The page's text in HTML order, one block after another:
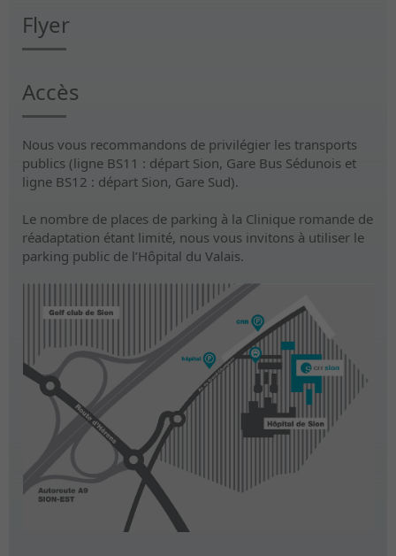
Flyer
Accès
Nous vous recommandons de privilégier les transports
publics (ligne BS11 : départ Sion, Gare Bus Sédunois et
ligne BS12 : départ Sion, Gare Sud).
Le nombre de places de parking à la Clinique romande de
réadaptation étant limité, nous vous invitons à utiliser le
parking public de l’Hôpital du Valais.